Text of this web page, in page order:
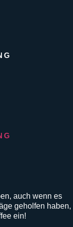
auch wenn es
geholfen haben,
ein!